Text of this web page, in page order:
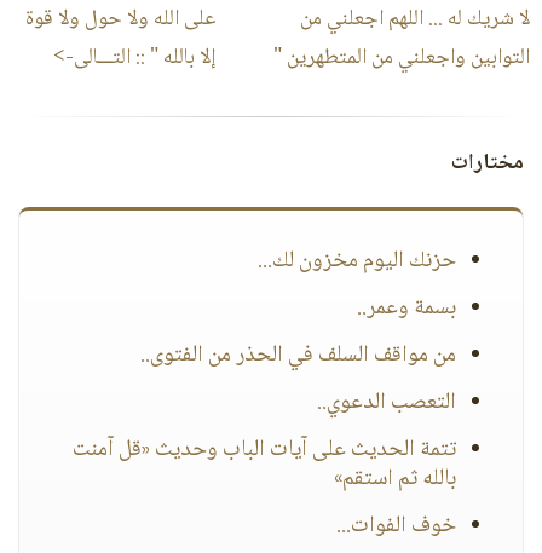
لا شريك له ... اللهم اجعلني من
التوابين ‏واجعلني من المتطهرين "
على الله ولا حول ولا قوة
إلا بالله "‏ :: التـــالى->
مختارات
حزنك اليوم مخزون لك...
بسمة وعمر..
من مواقف السلف في الحذر من الفتوى..
التعصب الدعوي..
تتمة الحديث على آيات الباب وحديث «قل آمنت
بالله ثم استقم»
خوف الفوات...